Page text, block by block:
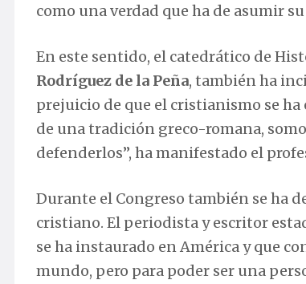
como una verdad que ha de asumir
En este sentido, el catedrático de
Rodríguez de la Peña, también ha
prejuicio de que el cristianismo se
de una tradición greco-romana,
defenderlos”, ha manifestado el
Durante el Congreso también se ha
cristiano. El periodista y escritor
se ha instaurado en América y que
mundo, pero para poder ser una